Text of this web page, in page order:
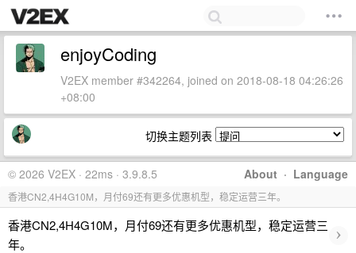
enjoyCoding
V2EX member #342264, joined on 2018-08-18 04:26:26
+08:00
切换主题列表
About · Language
© 2026 V2EX · 22ms · 3.9.8.5
香港CN2,4H4G10M，月付69还有更多优惠机型，稳定运营三年。
香港CN2,4H4G10M，月付69还有更多优惠机型，稳定运营三
年。
›